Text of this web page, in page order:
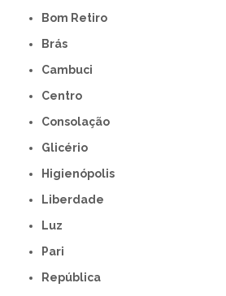
Bom Retiro
Brás
Cambuci
Centro
Consolação
Glicério
Higienópolis
Liberdade
Luz
Pari
República